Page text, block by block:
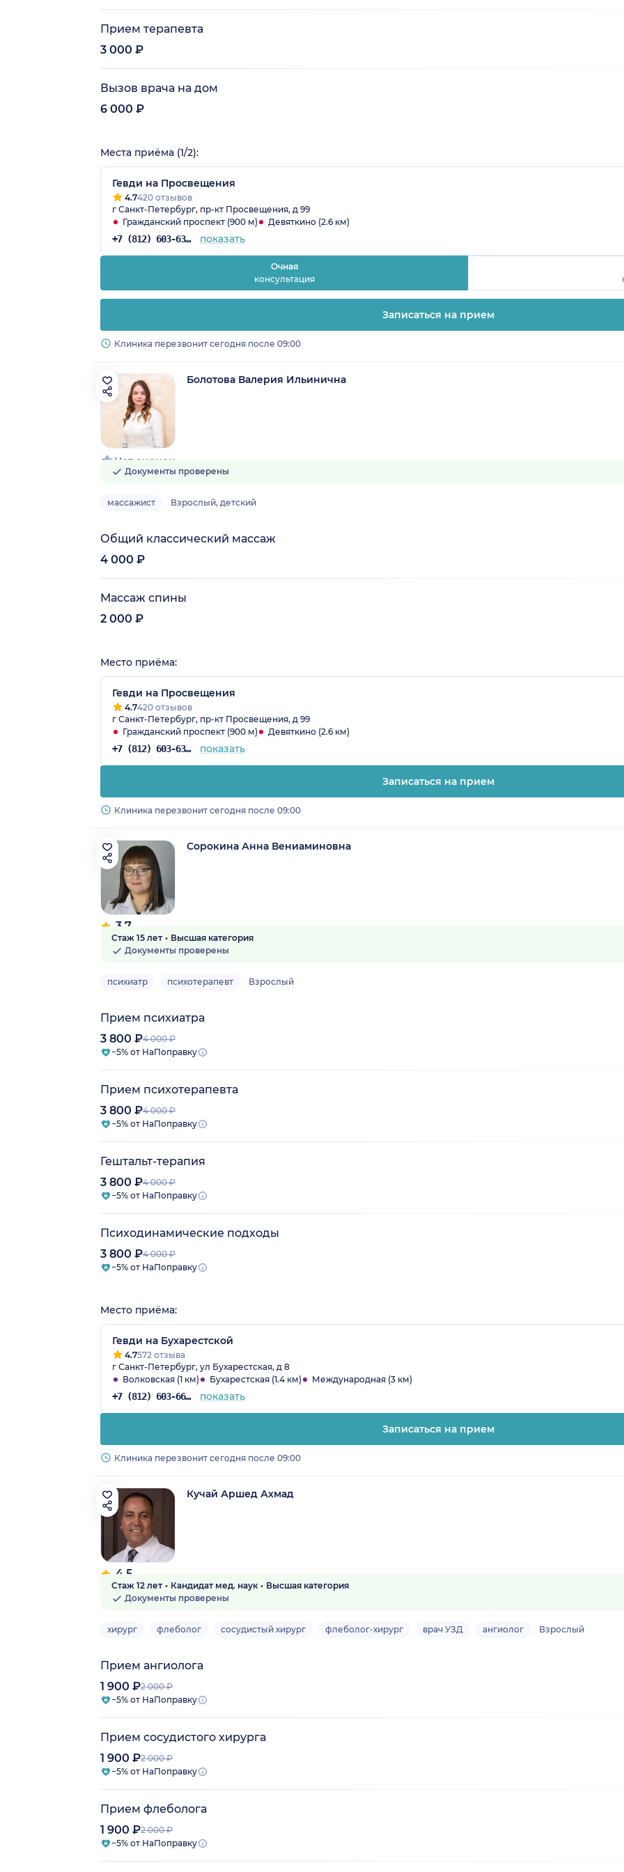
Прием терапевта
3 000 ₽
Вызов врача на дом
6 000 ₽
Места приёма (1/2):
Гевди на Просвещения
4.7420 отзывов
г Санкт-Петербург, пр-кт Просвещения, д 99
Гражданский проспект (900 м)
Девяткино (2.6 км)
+7 (812) 603-63-52 показать
Очная
консультация
Записаться на прием
Клиника перезвонит сегодня после 09:00
Нет оценок
Болотова Валерия Ильинична
Документы проверены
массажист Взрослый, детский
Общий классический массаж
4 000 ₽
Массаж спины
2 000 ₽
Место приёма:
Гевди на Просвещения
4.7420 отзывов
г Санкт-Петербург, пр-кт Просвещения, д 99
Гражданский проспект (900 м)
Девяткино (2.6 км)
+7 (812) 603-63-52 показать
Записаться на прием
Клиника перезвонит сегодня после 09:00
3.7
7 отзывов
Сорокина Анна Вениаминовна
Стаж 15 лет
Высшая категория
Документы проверены
психиатр психотерапевт Взрослый
Прием психиатра
3 800 ₽4 000 ₽
−5% от НаПоправку
Прием психотерапевта
3 800 ₽4 000 ₽
−5% от НаПоправку
Гештальт-терапия
3 800 ₽4 000 ₽
−5% от НаПоправку
Психодинамические подходы
3 800 ₽4 000 ₽
−5% от НаПоправку
Место приёма:
Гевди на Бухарестской
4.7572 отзыва
г Санкт-Петербург, ул Бухарестская, д 8
Волковская (1 км)
Бухарестская (1.4 км) Международная (3 км)
+7 (812) 603-66-35 показать
Записаться на прием
Клиника перезвонит сегодня после 09:00
4.5
20 отзывов
Кучай Аршед Ахмад
Стаж 12 лет Кандидат мед. наук
Высшая категория
Документы проверены
хирург флеболог сосудистый хирург флеболог-хирург врач УЗД ангиолог Взрослый
Прием ангиолога
1 900 ₽2 000 ₽
−5% от НаПоправку
Прием сосудистого хирурга
1 900 ₽2 000 ₽
−5% от НаПоправку
Прием флеболога
1 900 ₽2 000 ₽
−5% от НаПоправку